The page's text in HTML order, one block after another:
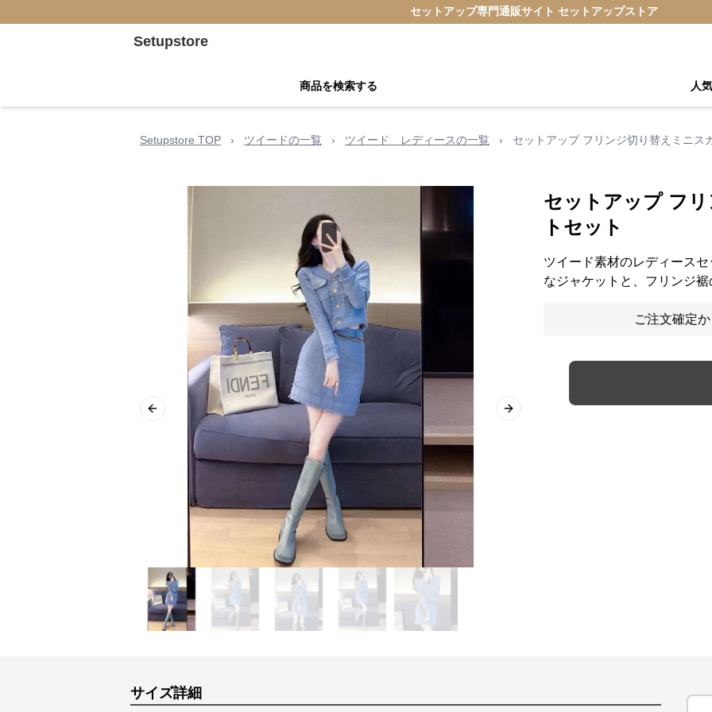
セットアップ専門通販サイト セットアップストア
Setupstore
商品を検索する 人
Setupstore TOP › ツイードの一覧 › ツイード レディースの一覧 › セットアップ フリンジ切り替えミニス
Previous slide Next slide
セットアップ フ
トセット
ツイード素材のレディース
なジャケットと、フリンジ
ご注文確定
サイズ詳細